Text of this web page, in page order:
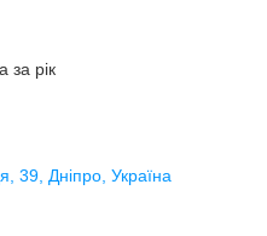
за рік
39, Дніпро, Україна